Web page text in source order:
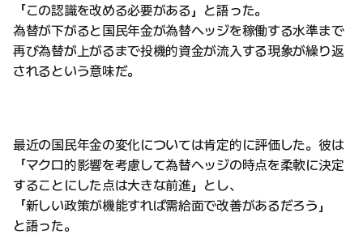
「この認識を改める必要がある」と語った。
為替が下がると国民年金が為替ヘッジを稼働する水準まで
再び為替が上がるまで投機的資金が流入する現象が繰り返
されるという意味だ。
最近の国民年金の変化については肯定的に評価した。彼は
「マクロ的影響を考慮して為替ヘッジの時点を柔軟に決定
することにした点は大きな前進」とし、
「新しい政策が機能すれば需給面で改善があるだろう」
と語った。